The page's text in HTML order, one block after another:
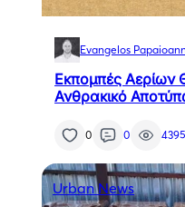
Evangelos
Εκπομπές Αερίων
Ανθρακικό
0 0
Urban News